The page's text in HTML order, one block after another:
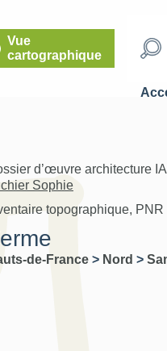
Vue
cartographique
d’œuvre architecture
Sophie
topographique,
de-France > Nord >